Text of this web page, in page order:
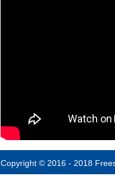
Copyright © 2016 - 2018